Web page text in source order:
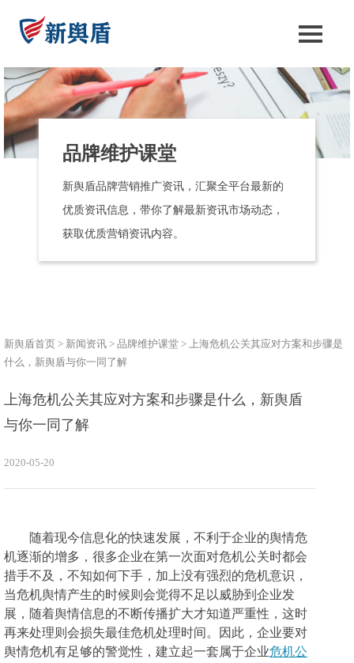
品牌维护课堂
新舆盾品牌营销推广资讯，汇聚全平台最新的
优质资讯信息，带你了解最新资讯市场动态，
获取优质营销资讯内容。
新舆盾首页 > 新闻资讯 > 品牌维护课堂 > 上海危机公关其应对方案和步骤是
什么，新舆盾与你一同了解
上海危机公关其应对方案和步骤是什么，新舆盾
与你一同了解
2020-05-20
随着现今信息化的快速发展，不利于企业的舆情危
机逐渐的增多，很多企业在第一次面对危机公关时都会
措手不及，不知如何下手，加上没有强烈的危机意识，
当危机舆情产生的时候则会觉得不足以威胁到企业发
展，随着舆情信息的不断传播扩大才知道严重性，这时
再来处理则会损失最佳危机处理时间。因此，企业要对
舆情危机有足够的警觉性 ，建立起一套属于企业危机公